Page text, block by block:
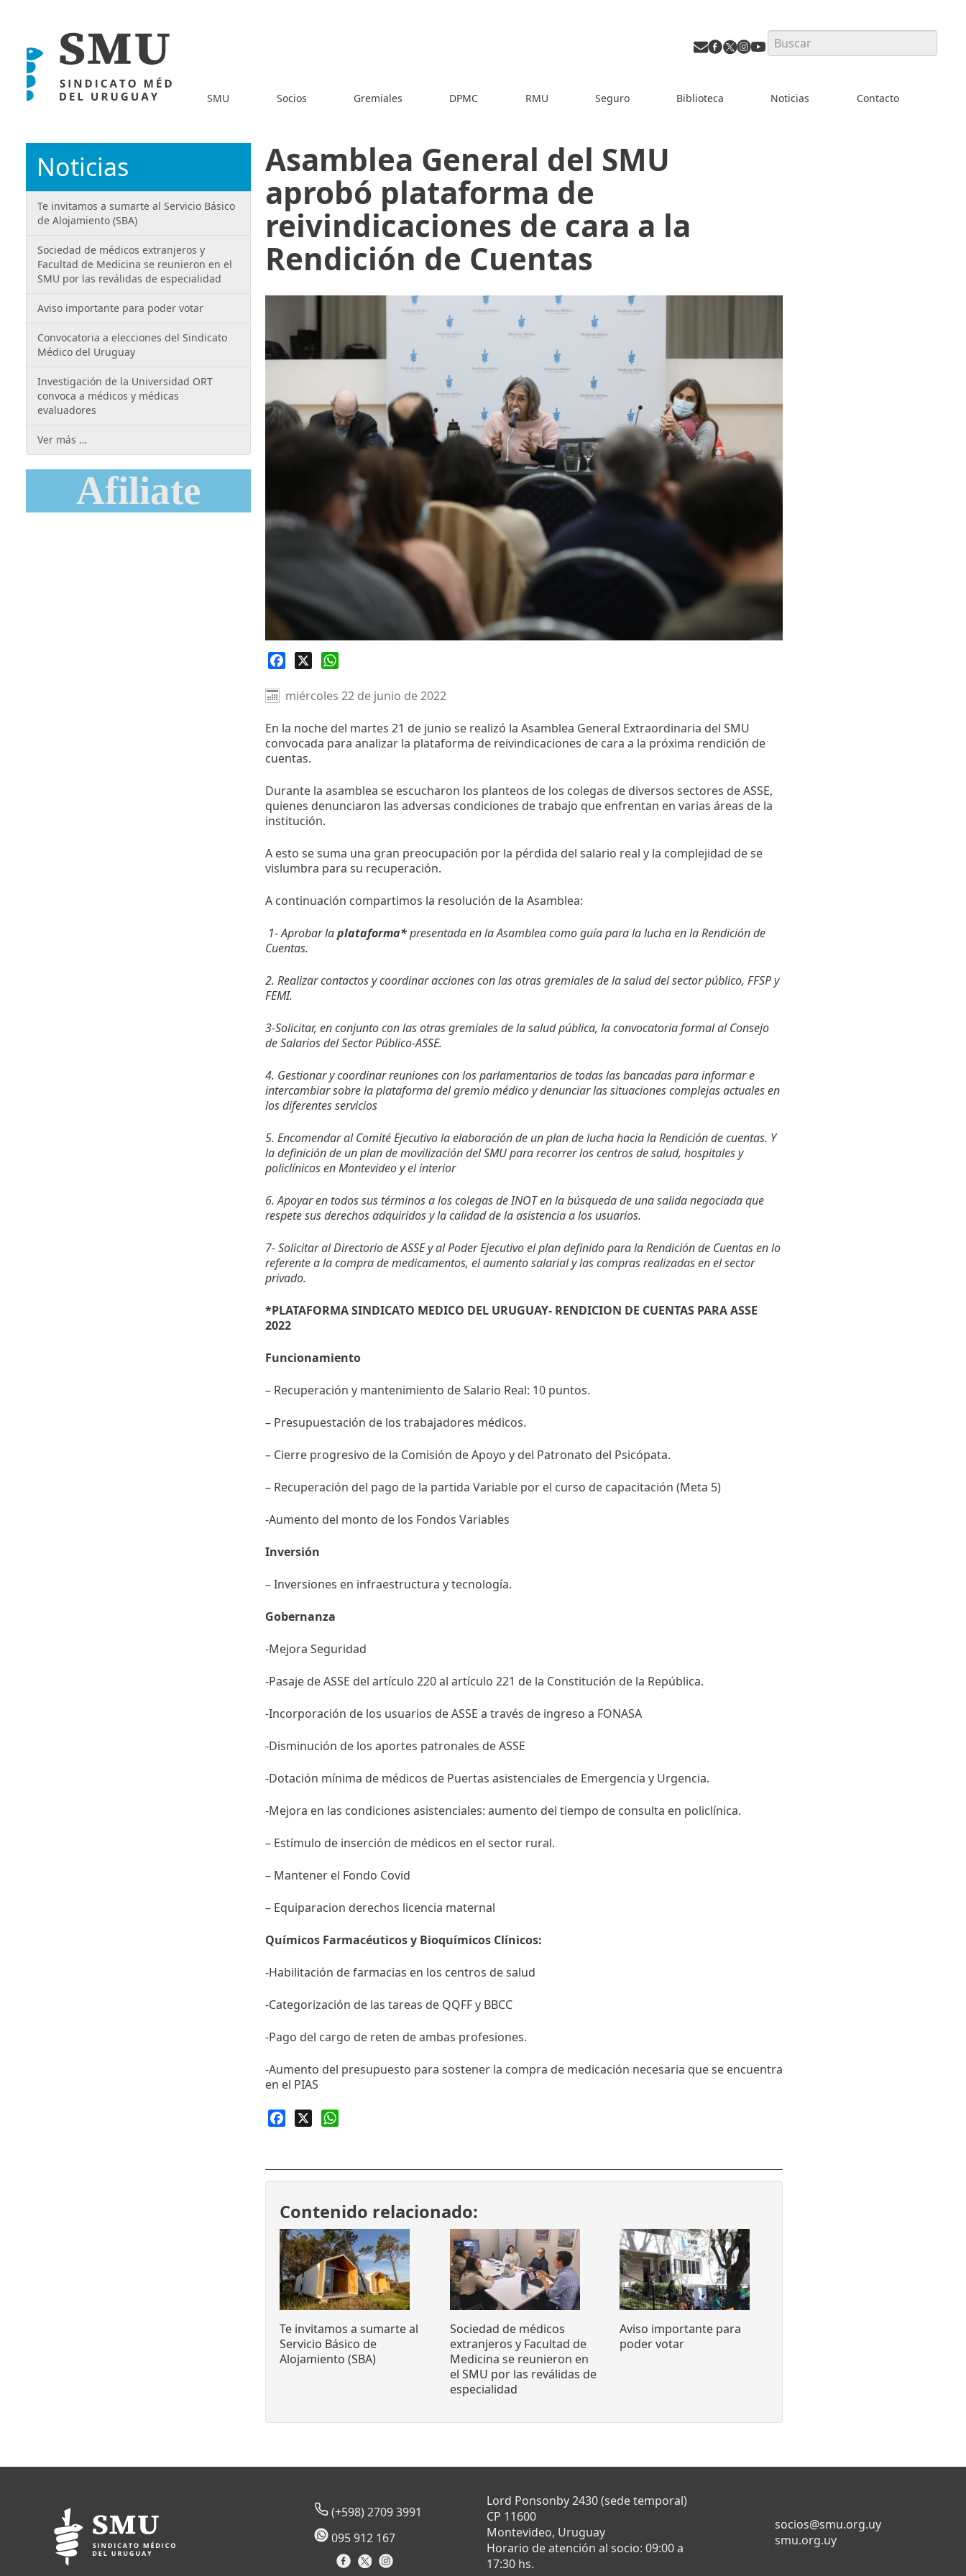
Search
SMU Socios Gremiales DPMC RMU Seguro Biblioteca Noticias Contacto
Asamblea General del SMU
aprobó plataforma de
reivindicaciones de cara a la
Rendición de Cuentas
Facebook
miércoles 22 de junio de 2022
En la noche del martes 21 de junio se realizó la Asamblea General Extraordinaria del SMU
convocada para analizar la plataforma de reivindicaciones de cara a la próxima rendición de
cuentas.
Durante la asamblea se escucharon los planteos de los colegas de diversos sectores de ASSE,
quienes denunciaron las adversas condiciones de trabajo que enfrentan en varias áreas de la
institución.
A esto se suma una gran preocupación por la pérdida del salario real y la complejidad de se
vislumbra para su recuperación.
A continuación compartimos la resolución de la Asamblea:
1- Aprobar laplataforma*presentada en la Asamblea como guía para la lucha en la Rendición de
Cuentas.
2. Realizar contactos y coordinar acciones con las otras gremiales de la salud del sector público, FFSP y
FEMI.
3-Solicitar, en conjunto con las otras gremiales de la salud pública, la convocatoria formal al Consejo
de Salarios del Sector Público-ASSE.
4. Gestionar y coordinar reuniones con los parlamentarios de todas las bancadas para informar e
intercambiar sobre la plataforma del gremio médico y denunciar las situaciones complejas actuales en
los diferentes servicios
5. Encomendar al Comité Ejecutivo la elaboración de un plan de lucha hacia la Rendición de cuentas. Y
la definición de un plan de movilización del SMU para recorrer los centros de salud, hospitales y
policlínicos en Montevideo y el interior
6. Apoyar en todos sus términos a los colegas de INOT en la búsqueda de una salida negociada que
respete sus derechos adquiridos y la calidad de la asistencia a los usuarios.
7- Solicitar al Directorio de ASSE y al Poder Ejecutivo el plan definido para la Rendición de Cuentas en lo
referente a la compra de medicamentos, el aumento salarial y las compras realizadas en el sector
privado.
*PLATAFORMA SINDICATO MEDICO DEL URUGUAY- RENDICION DE CUENTAS PARA ASSE
2022
Funcionamiento
– Recuperación y mantenimiento de Salario Real: 10 puntos.
– Presupuestación de los trabajadores médicos.
– Cierre progresivo de la Comisión de Apoyo y del Patronato del Psicópata.
– Recuperación del pago de la partida Variable por el curso de capacitación (Meta 5)
-Aumento del monto de los Fondos Variables
Inversión
– Inversiones en infraestructura y tecnología.
Gobernanza
-Mejora Seguridad
-Pasaje de ASSE del artículo 220 al artículo 221 de la Constitución de la República.
-Incorporación de los usuarios de ASSE a través de ingreso a FONASA
-Disminución de los aportes patronales de ASSE
-Dotación mínima de médicos de Puertas asistenciales de Emergencia y Urgencia.
-Mejora en las condiciones asistenciales: aumento del tiempo de consulta en policlínica.
– Estímulo de inserción de médicos en el sector rural.
– Mantener el Fondo Covid
– Equiparacion derechos licencia maternal
Químicos Farmacéuticos y Bioquímicos Clínicos:
-Habilitación de farmacias en los centros de salud
-Categorización de las tareas de QQFF y BBCC
-Pago del cargo de reten de ambas profesiones.
-Aumento del presupuesto para sostener la compra de medicación necesaria que se encuentra
en el PIAS
Facebook
Contenido relacionado:
Te invitamos a sumarte al
Servicio Básico de
Alojamiento (SBA)
Sociedad de médicos
extranjeros y Facultad de
Medicina se reunieron en
el SMU por las reválidas de
especialidad
Aviso importante para
poder votar
Noticias
Te invitamos a sumarte al Servicio Básico
de Alojamiento (SBA)
Sociedad de médicos extranjeros y
Facultad de Medicina se reunieron en el
SMU por las reválidas de especialidad
Aviso importante para poder votar
Convocatoria a elecciones del Sindicato
Médico del Uruguay
Investigación de la Universidad ORT
convoca a médicos y médicas
evaluadores
Ver más …
Afiliate
(+598) 2709 3991
095 912 167
Lord Ponsonby 2430 (sede temporal)
CP 11600
Montevideo, Uruguay
Horario de atención al socio: 09:00 a
17:30 hs.
socios@smu.org.uy
smu.org.uy